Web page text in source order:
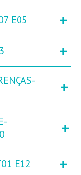
E05 +
+
+
+
E12 +